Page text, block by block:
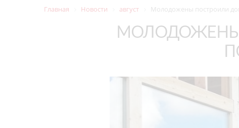
Главная Новости август Молодожены построили